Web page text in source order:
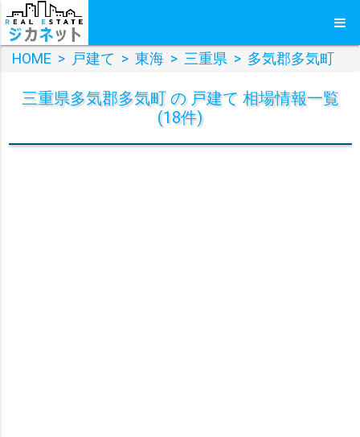
HOME > 戸建て > 東海 > 三重県 > 多気郡多気町
三重県多気郡多気町 の 戸建て 相場情報一覧
(18件)